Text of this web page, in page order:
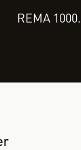
REMA 1000.